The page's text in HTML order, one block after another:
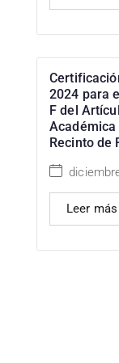
2024 para
F del
Académica
Recinto de
Leer más